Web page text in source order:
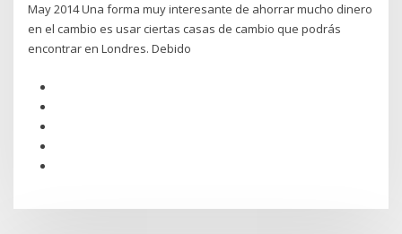
May 2014 Una forma muy interesante de ahorrar mucho dinero
en el cambio es usar ciertas casas de cambio que podrás
encontrar en Londres. Debido